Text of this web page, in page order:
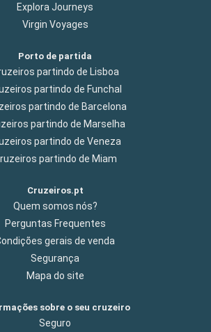
Explora Journeys
Virgin Voyages
Porto de partida
partindo de Lisboa
partindo de Funchal
partindo de Barcelona
partindo de Marselha
partindo de Veneza
partindo de Miam
Cruzeiros.pt
Quem somos nós?
Perguntas Frequentes
gerais de venda
Segurança
Mapa do site
sobre o seu cruzeiro
Seguro